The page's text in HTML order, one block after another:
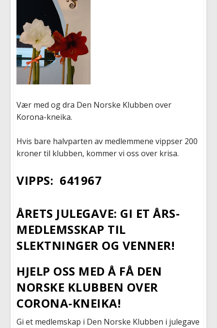
Vær med og dra Den Norske Klubben over
Korona-kneika.
Hvis bare halvparten av medlemmene vippser 200
kroner til klubben, kommer vi oss over krisa.
VIPPS: 641967
ÅRETS JULEGAVE: GI ET ÅRS-
MEDLEMSSKAP TIL
SLEKTNINGER OG VENNER!
HJELP OSS MED Å FÅ DEN
NORSKE KLUBBEN OVER
CORONA-KNEIKA!
Gi et medlemskap i Den Norske Klubben i julegave